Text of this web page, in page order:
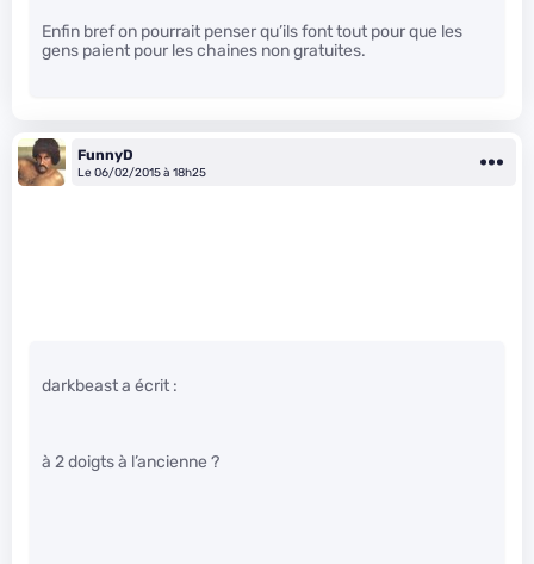
Enfin bref on pourrait penser qu’ils font tout pour que les
gens paient pour les chaines non gratuites.
FunnyD
Le 06/02/2015 à 18h25
darkbeast a écrit :
à 2 doigts à l’ancienne ?